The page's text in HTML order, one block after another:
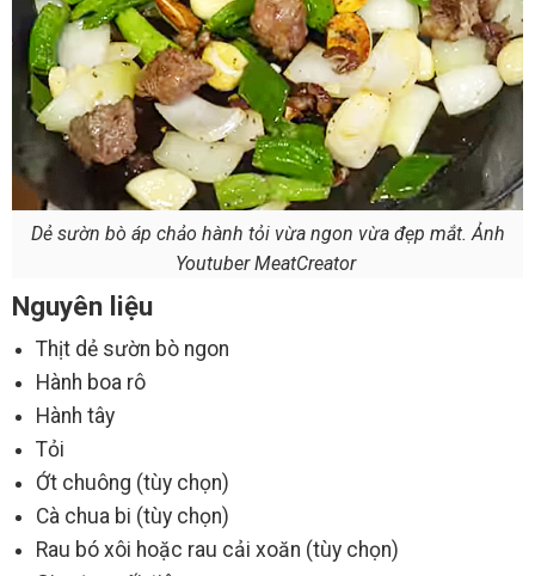
Dẻ sườn bò áp chảo hành tỏi vừa ngon vừa đẹp mắt. Ảnh
Youtuber MeatCreator
Nguyên liệu
Thịt dẻ sườn bò ngon
Hành boa rô
Hành tây
Tỏi
Ớt chuông (tùy chọn)
Cà chua bi (tùy chọn)
Rau bó xôi hoặc rau cải xoăn (tùy chọn)